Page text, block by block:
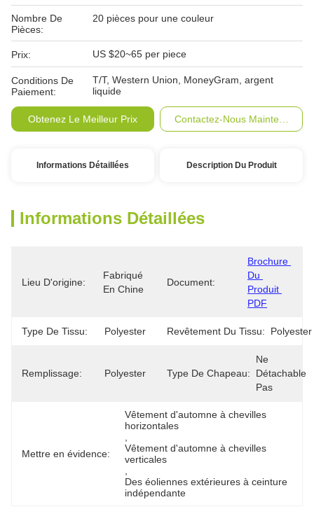
Nombre De
Pièces:
20 pièces pour une couleur
Prix: US $20~65 per piece
Conditions De
Paiement:
T/T, Western Union, MoneyGram, argent
liquide
Obtenez Le Meilleur Prix Contactez-Nous Maintenant
Informations Détaillées Description Du Produit
Informations Détaillées
Lieu D'origine:
Fabriqué
En Chine
Document:
Brochure
Du
Produit
PDF
Type De Tissu: Polyester Revêtement Du Tissu: Polyester
Remplissage: Polyester Type De Chapeau:
Ne
Détachable
Pas
Mettre en évidence:
Vêtement d'automne à chevilles
horizontales
Vêtement d'automne à chevilles
verticales
Des éoliennes extérieures à ceinture
indépendante